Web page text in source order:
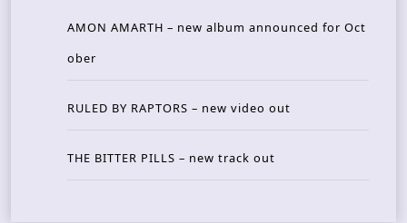
AMON AMARTH – new album announced for Oct
ober
RULED BY RAPTORS – new video out
THE BITTER PILLS – new track out